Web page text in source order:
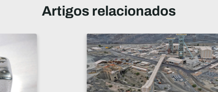
Artigos relacionados